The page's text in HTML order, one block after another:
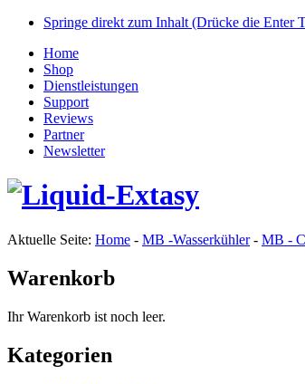
Springe direkt zum Inhalt (Drücke die Enter
Home
Shop
Dienstleistungen
Support
Reviews
Partner
Newsletter
Aktuelle Seite: Home - MB -Wasserkühler- MB -
Warenkorb
Ihr Warenkorb ist noch leer.
Kategorien